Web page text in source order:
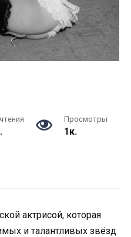
Просмотры
1к.
актрисой, которая
и талантливых звёзд